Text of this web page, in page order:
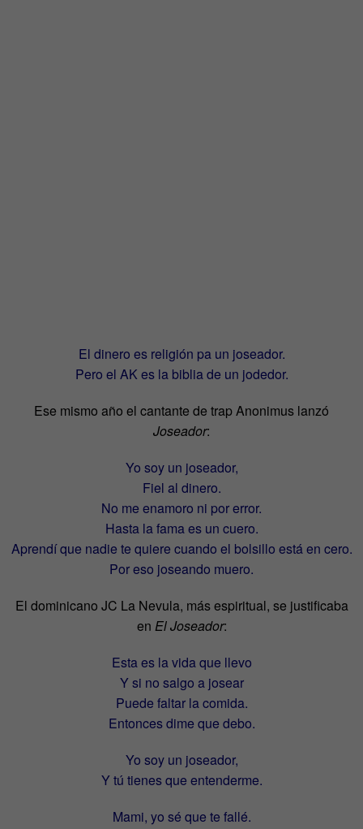
El dinero es religión pa un joseador.
Pero el AK es la biblia de un jodedor.
Ese mismo año el cantante de trap Anonimus lanzó
Joseador:
Yo soy un joseador,
Fiel al dinero.
No me enamoro ni por error.
Hasta la fama es un cuero.
Aprendí que nadie te quiere cuando el bolsillo está en cero.
Por eso joseando muero.
El dominicano JC La Nevula, más espiritual, se justificaba
en El Joseador:
Esta es la vida que llevo
Y si no salgo a josear
Puede faltar la comida.
Entonces dime que debo.
Yo soy un joseador,
Y tú tienes que entenderme.
Mami, yo sé que te fallé.